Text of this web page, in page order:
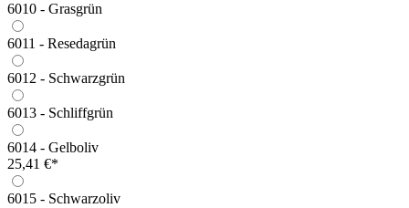
6010 - Grasgrün
6011 - Resedagrün
6012 - Schwarzgrün
6013 - Schliffgrün
6014 - Gelboliv
25,41 €*
6015 - Schwarzoliv